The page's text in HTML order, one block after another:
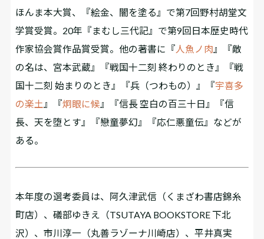
ほんま本大賞、『絵金、闇を塗る』で第7回野村胡堂文
学賞受賞。20年『まむし三代記』で第9回日本歴史時代
作家協会賞作品賞受賞。他の著書に『人魚ノ肉 』『敵
の名は、宮本武蔵』『戦国十二刻 終わりのとき』『戦
国十二刻 始まりのとき』『兵（つわもの）』『宇喜多
の楽土 』『炯眼に候 』『信長 空白の百三十日』『信
長、天を堕とす』『戀童夢幻』『応仁悪童伝』などが
ある。
本年度の選考委員は、阿久津武信（くまざわ書店錦糸
町店）、礒部ゆきえ（TSUTAYA BOOKSTORE 下北
沢）、市川淳一（丸善ラゾーナ川崎店）、平井真実